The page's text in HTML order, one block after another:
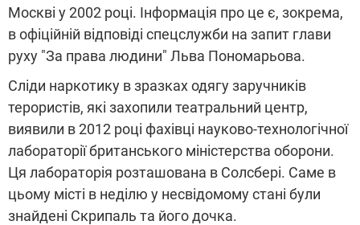
Москві у 2002 році. Інформація про це є, зокрема,
в офіційній відповіді спецслужби на запит глави
руху "За права людини" Льва Пономарьова.
Сліди наркотику в зразках одягу заручників
терористів, які захопили театральний центр,
виявили в 2012 році фахівці науково-технологічної
лабораторії британського міністерства оборони.
Ця лабораторія розташована в Солсбері. Саме в
цьому місті в неділю у несвідомому стані були
знайдені Скрипаль та його дочка.